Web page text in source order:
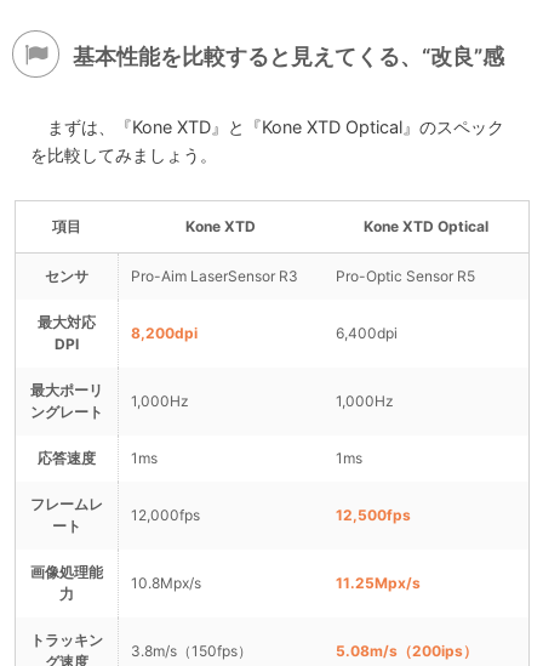
基本性能を比較すると見えてくる、“改良”感
まずは、『Kone XTD』と『Kone XTD Optical』のスペック
を比較してみましょう。
項目 Kone XTD Kone XTD Optical
センサ Pro-Aim LaserSensor R3 Pro-Optic Sensor R5
最大対応
DPI
8,200dpi 6,400dpi
最大ポーリ
ングレート
1,000Hz 1,000Hz
応答速度 1ms 1ms
フレームレ
ート
12,000fps 12,500fps
画像処理能
力
10.8Mpx/s 11.25Mpx/s
トラッキン
グ速度
3.8m/s（150fps） 5.08m/s（200ips）